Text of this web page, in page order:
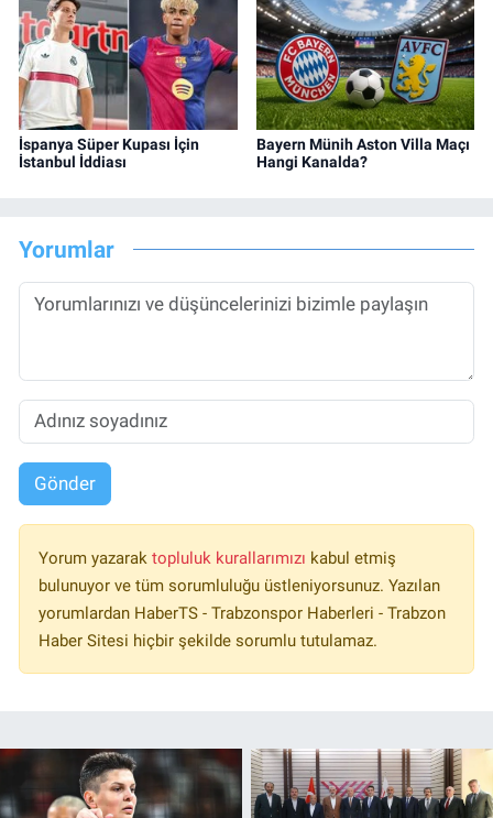
İspanya Süper Kupası İçin
İstanbul İddiası
Bayern Münih Aston Villa Maçı
Hangi Kanalda?
Yorumlar
Gönder
Yorum yazarak topluluk kurallarımızı kabul etmiş
bulunuyor ve tüm sorumluluğu üstleniyorsunuz. Yazılan
yorumlardan HaberTS - Trabzonspor Haberleri - Trabzon
Haber Sitesi hiçbir şekilde sorumlu tutulamaz.